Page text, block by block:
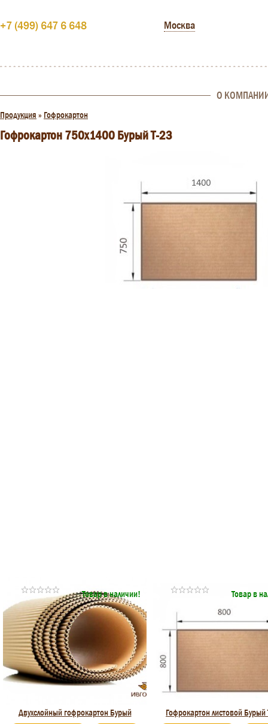
+7 (499) 647 6 648 Москва
О
Продукция » Гофрокартон
Гофрокартон 750х1400 Бурый Т-23
Товар в наличии!
Двухслойный гофрокартон Бурый
Товар в
Гофрокартон листовой